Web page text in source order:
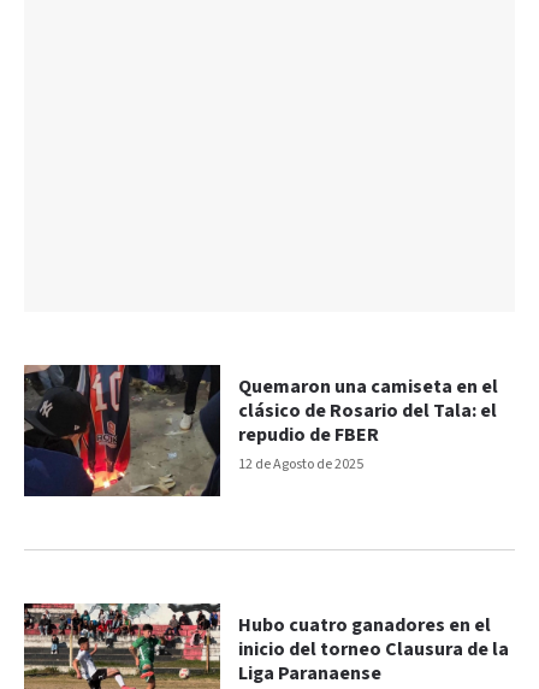
12 de Agosto de 2025
Quemaron una camiseta en el
clásico de Rosario del Tala: el
repudio de FBER
Hubo cuatro ganadores en el
inicio del torneo Clausura de la
Liga Paranaense